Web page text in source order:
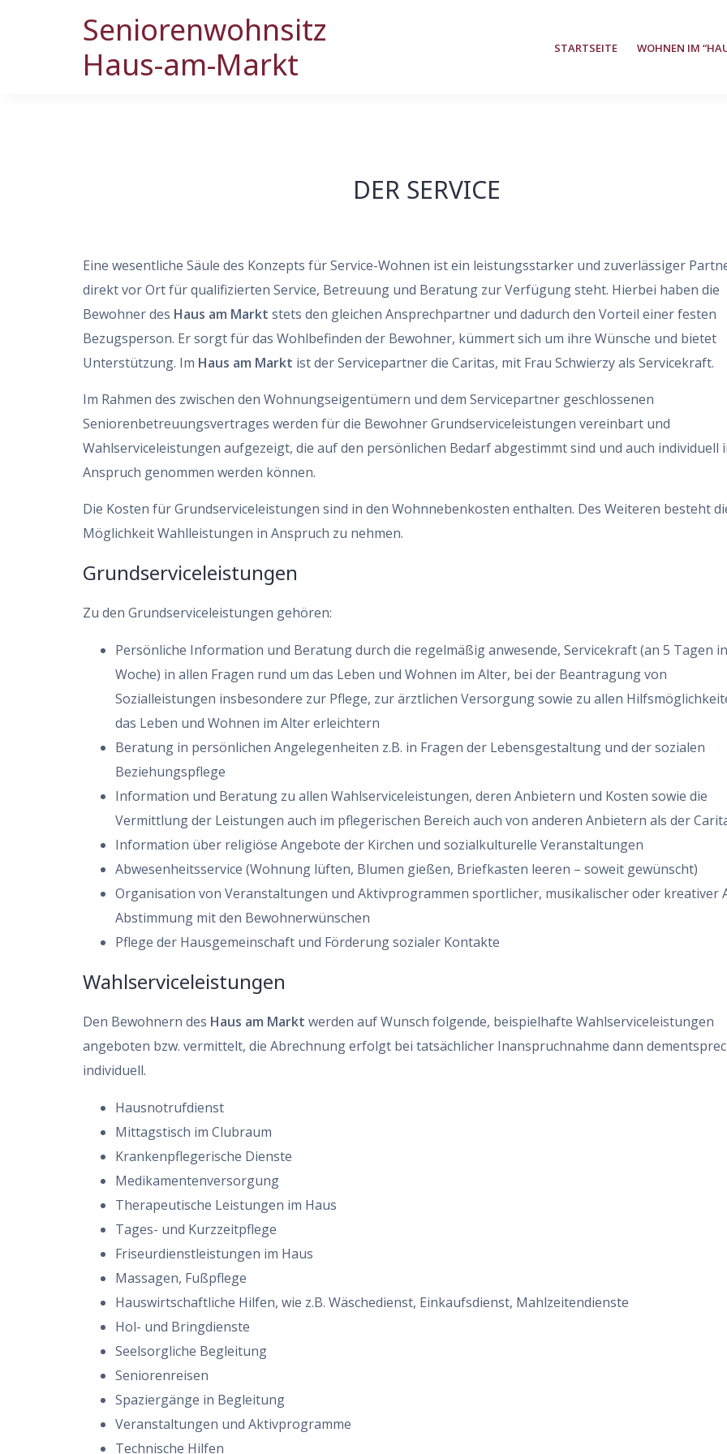
Seniorenwohnsitz
Haus-am-Markt
STARTSEITE WOHNEN IM
DER SERVICE
Eine wesentliche Säule des Konzepts für Service-Wohnen ist ein leistungsstarker und zuverlässiger
direkt vor Ort für qualifizierten Service, Betreuung und Beratung zur Verfügung steht. Hierbei haben die
Bewohner des Haus am Markt stets den gleichen Ansprechpartner und dadurch den Vorteil einer festen
Bezugsperson. Er sorgt für das Wohlbefinden der Bewohner, kümmert sich um ihre Wünsche und bietet
Unterstützung. Im Haus am Markt ist der Servicepartner die Caritas, mit Frau Schwierzy als Servicekraft.
Im Rahmen des zwischen den Wohnungseigentümern und dem Servicepartner geschlossenen
Seniorenbetreuungsvertrages werden für die Bewohner Grundserviceleistungen vereinbart und
Wahlserviceleistungen aufgezeigt, die auf den persönlichen Bedarf abgestimmt sind und auch individuell
Anspruch genommen werden können.
Die Kosten für Grundserviceleistungen sind in den Wohnnebenkosten enthalten. Des Weiteren besteht
Möglichkeit Wahlleistungen in Anspruch zu nehmen.
Grundserviceleistungen
Zu den Grundserviceleistungen gehören:
Persönliche Information und Beratung durch die regelmäßig anwesende, Servicekraft (an 5 Tagen
Woche) in allen Fragen rund um das Leben und Wohnen im Alter, bei der Beantragung von
Sozialleistungen insbesondere zur Pflege, zur ärztlichen Versorgung sowie zu allen
das Leben und Wohnen im Alter erleichtern
Beratung in persönlichen Angelegenheiten z.B. in Fragen der Lebensgestaltung und der sozialen
Beziehungspflege
Information und Beratung zu allen Wahlserviceleistungen, deren Anbietern und Kosten sowie die
Vermittlung der Leistungen auch im pflegerischen Bereich auch von anderen Anbietern als der
Information über religiöse Angebote der Kirchen und sozialkulturelle Veranstaltungen
Abwesenheitsservice (Wohnung lüften, Blumen gießen, Briefkasten leeren – soweit gewünscht)
Organisation von Veranstaltungen und Aktivprogrammen sportlicher, musikalischer oder kreativer
Abstimmung mit den Bewohnerwünschen
Pflege der Hausgemeinschaft und Förderung sozialer Kontakte
Wahlserviceleistungen
Den Bewohnern des Haus am Markt werden auf Wunsch folgende, beispielhafte Wahlserviceleistungen
angeboten bzw. vermittelt, die Abrechnung erfolgt bei tatsächlicher Inanspruchnahme dann
individuell.
Hausnotrufdienst
Mittagstisch im Clubraum
Krankenpflegerische Dienste
Medikamentenversorgung
Therapeutische Leistungen im Haus
Tages- und Kurzzeitpflege
Friseurdienstleistungen im Haus
Massagen, Fußpflege
Hauswirtschaftliche Hilfen, wie z.B. Wäschedienst, Einkaufsdienst, Mahlzeitendienste
Hol- und Bringdienste
Seelsorgliche Begleitung
Seniorenreisen
Spaziergänge in Begleitung
Veranstaltungen und Aktivprogramme
Technische Hilfen